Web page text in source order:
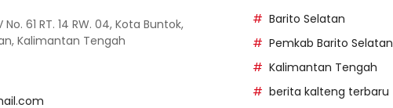
61 RT. 14 RW. 04, Kota Buntok,
Kalimantan Tengah
Barito Selatan
Pemkab Barito Selatan
Kalimantan Tengah
berita kalteng terbaru